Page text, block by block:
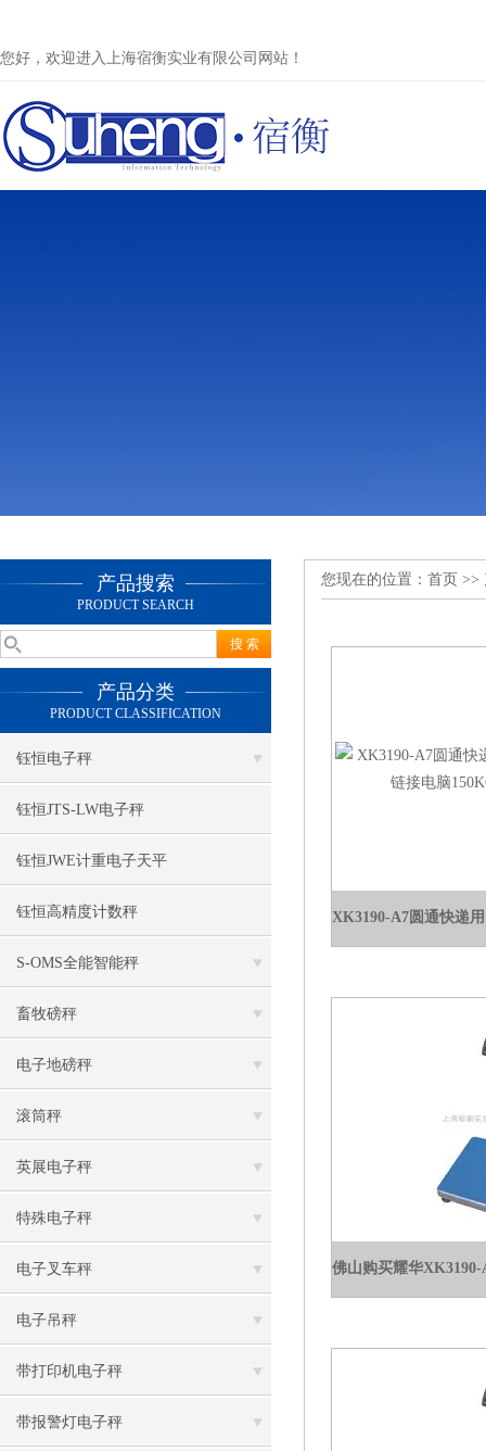
您好，欢迎进入上海宿衡实业有限公司网站！
产品搜索
PRODUCT SEARCH
产品分类
PRODUCT CLASSIFICATION
钰恒电子秤
钰恒JTS-LW电子秤
钰恒JWE计重电子天平
钰恒高精度计数秤
S-OMS全能智能秤
畜牧磅秤
电子地磅秤
滚筒秤
英展电子秤
特殊电子秤
电子叉车秤
电子吊秤
带打印机电子秤
带报警灯电子秤
您现在的位置： 首页 >>